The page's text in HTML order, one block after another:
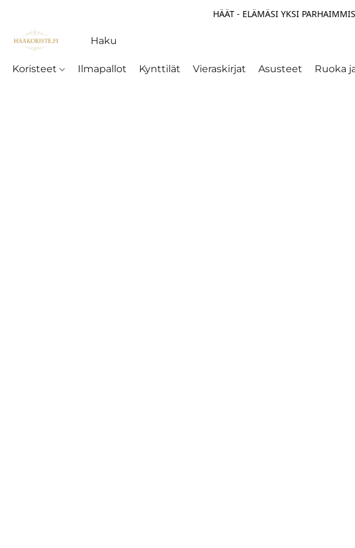
HÄÄT - ELÄMÄSI YKSI
Koristeet Ilmapallot Kynttilät Vieraskirjat Asusteet Ruoka